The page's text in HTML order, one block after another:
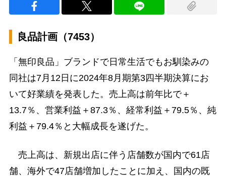
良品計画（7453）
「無印良品」ブランドで日常生活でもお馴染みの
同社は7月12日に2024年8月期第3四半期決算にお
いて好業績を発表した。売上高は前年比で＋
13.7％、営業利益＋87.3％、経常利益＋79.5％、純
利益＋79.4％と大幅成長を遂げた。
売上高は、新規出店に伴う店舗数が国内で61店
舗、海外で47店舗増加したことに加え、国内の既